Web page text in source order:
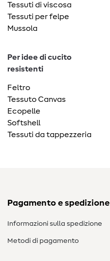
Tessuti di viscosa
Tessuti per felpe
Mussola
Per idee di cucito
resistenti
Feltro
Tessuto Canvas
Ecopelle
Softshell
Tessuti da tappezzeria
Pagamento e spedizione
Informazioni sulla spedizione
Metodi di pagamento